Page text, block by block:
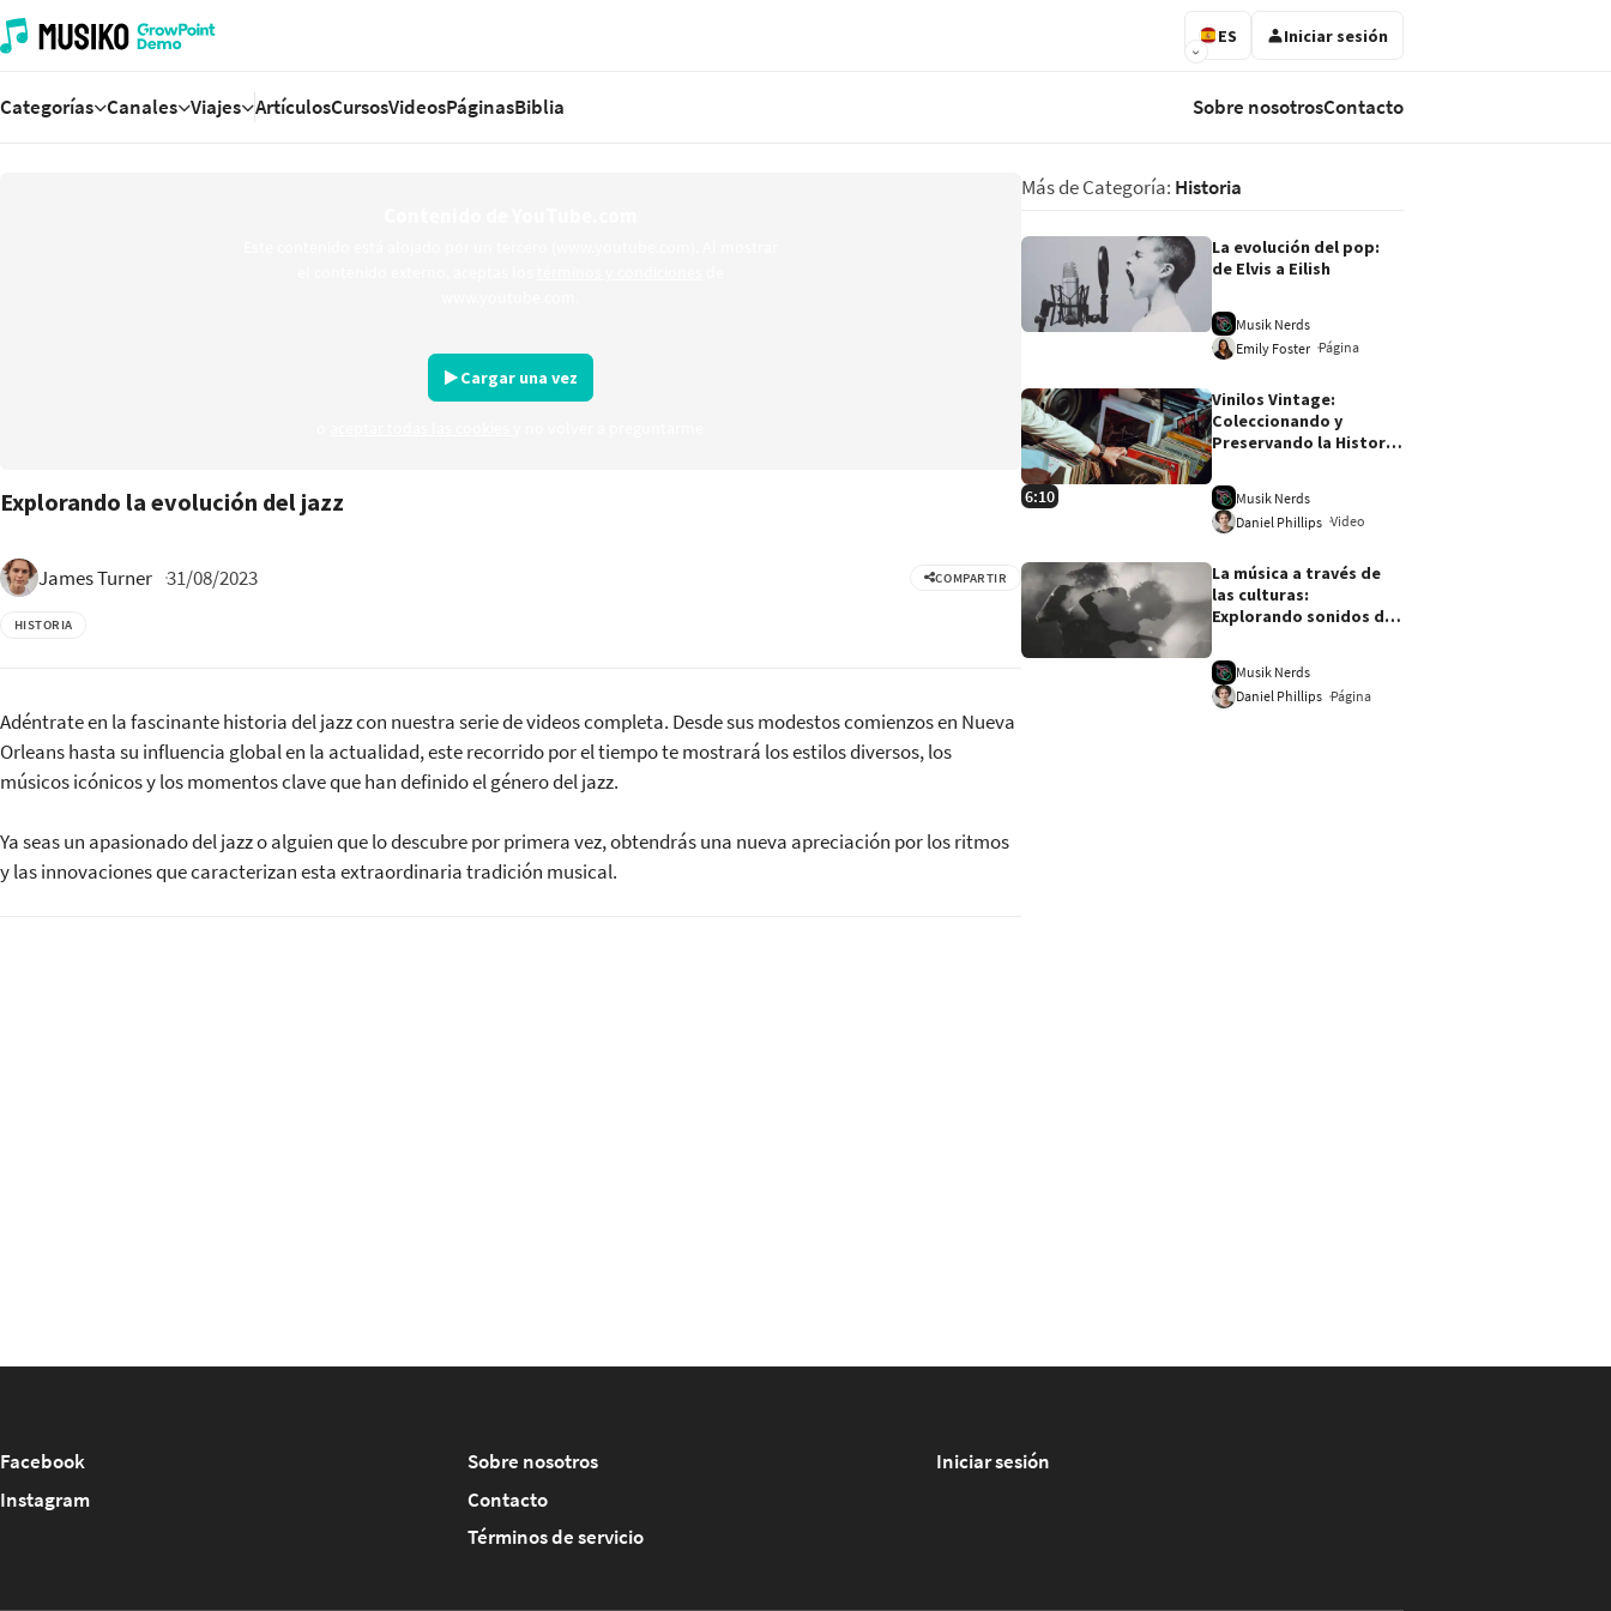
ES Iniciar sesión
Categorías Canales Viajes ArtículosCursosVideosPáginasBiblia Sobre nosotrosContacto
Cargar una vez
Explorando la evolución del jazz
James Turner 31/08/2023 COMPARTIR
HISTORIA
Adéntrate en la fascinante historia del jazz con nuestra serie de videos completa. Desde sus modestos comienzos en Nueva
Orleans hasta su influencia global en la actualidad, este recorrido por el tiempo te mostrará los estilos diversos, los
músicos icónicos y los momentos clave que han definido el género del jazz.
Ya seas un apasionado del jazz o alguien que lo descubre por primera vez, obtendrás una nueva apreciación por los ritmos
y las innovaciones que caracterizan esta extraordinaria tradición musical.
Más de Categoría: Historia
La evolución del pop:
de Elvis a Eilish
Musik Nerds
Emily Foster Página
6:10
Vinilos Vintage:
Coleccionando y
Preservando la Historia
Musik Nerds
Daniel Phillips Video
La música a través de
las culturas:
Explorando sonidos del
globales
Musik Nerds
Daniel Phillips Página
Facebook
Instagram
Sobre nosotros
Contacto
Términos de servicio
Iniciar sesión